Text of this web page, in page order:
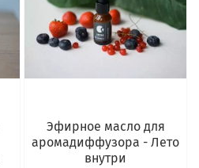
Эфирное масло для
аромадиффузора - Лето
внутри